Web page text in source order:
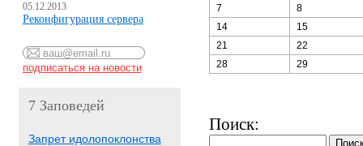
05.12.2013
Реконфигурация сервера
7 Заповедей
Запрет идолопоклонства
7
8
14
15
21
22
28
29
Поиск: